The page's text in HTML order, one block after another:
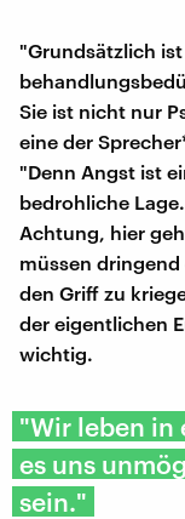
"Grundsätzlich
Sie ist nicht nur
eine der
"Denn Angst ist
bedrohliche
Achtung, hier
müssen
den Griff zu
der eigentlichen
wichtig.
"Wir leben in
es uns
sein."